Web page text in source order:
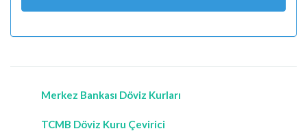
Merkez Bankası Döviz Kurları
TCMB Döviz Kuru Çevirici